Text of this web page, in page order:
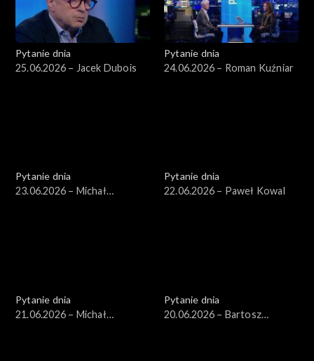
Pytanie dnia
25.06.2026 – Jacek Dubois
Pytanie dnia
24.06.2026 – Roman Kuźniar
Pytanie dnia
23.06.2026 – Michał
Pytanie dnia
22.06.2026 – Paweł Kowal
Pytanie dnia
21.06.2026 – Michał
Pytanie dnia
20.06.2026 – Bartosz